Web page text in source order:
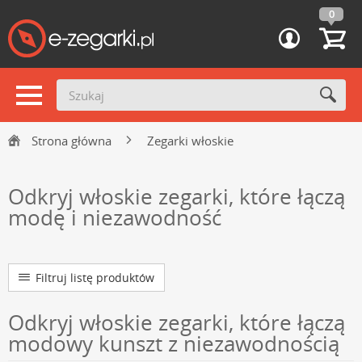
0
Strona główna Zegarki włoskie
Odkryj włoskie zegarki, które łączą
modę i niezawodność
Filtruj listę produktów
Odkryj włoskie zegarki, które łączą
modowy kunszt z niezawodnością